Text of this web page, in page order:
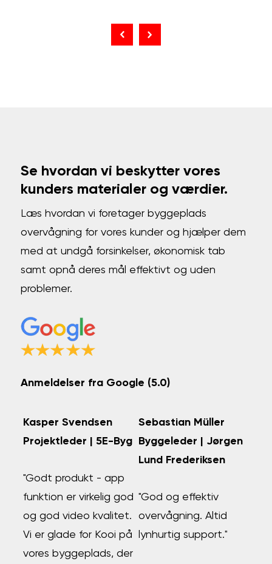
Se hvordan vi beskytter vores
kunders materialer og værdier.
Læs hvordan vi foretager byggeplads
overvågning for vores kunder og hjælper dem
med at undgå forsinkelser, økonomisk tab
samt opnå deres mål effektivt og uden
problemer.
Anmeldelser fra Google (5.0)
Kasper Svendsen
Projektleder | 5E-Byg
"Godt produkt - app
funktion er virkelig god
og god video kvalitet.
Vi er glade for Kooi på
vores byggeplads, der
Sebastian Müller
Byggeleder | Jørgen
Lund Frederiksen
"God og effektiv
overvågning. Altid
lynhurtig support."